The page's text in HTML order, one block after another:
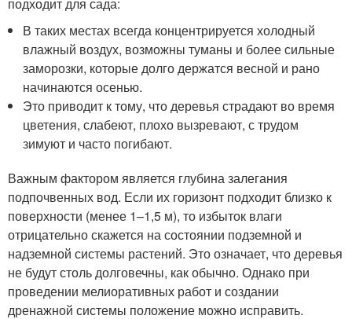
подходит для сада:
В таких местах всегда концентрируется холодный
влажный воздух, возможны туманы и более сильные
заморозки, которые долго держатся весной и рано
начинаются осенью.
Это приводит к тому, что деревья страдают во время
цветения, слабеют, плохо вызревают, с трудом
зимуют и часто погибают.
Важным фактором является глубина залегания
подпочвенных вод. Если их горизонт подходит близко к
поверхности (менее 1–1,5 м), то избыток влаги
отрицательно скажется на состоянии подземной и
надземной системы растений. Это означает, что деревья
не будут столь долговечны, как обычно. Однако при
проведении мелиоративных работ и создании
дренажной системы положение можно исправить.